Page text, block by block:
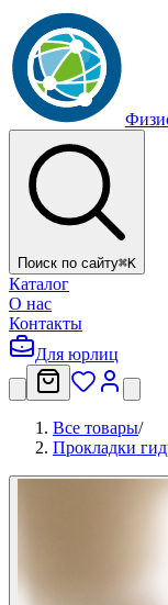
Поиск по сайту⌘K
Каталог
О нас
Контакты
Для юрлиц
Все товары/
Прокладки